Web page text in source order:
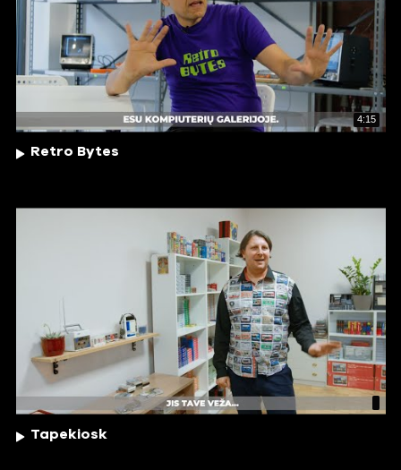
4:15
Retro Bytes
Tapekiosk